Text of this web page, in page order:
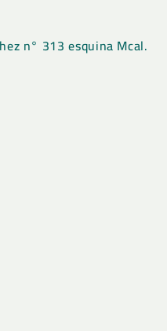
n° 313 esquina Mcal.